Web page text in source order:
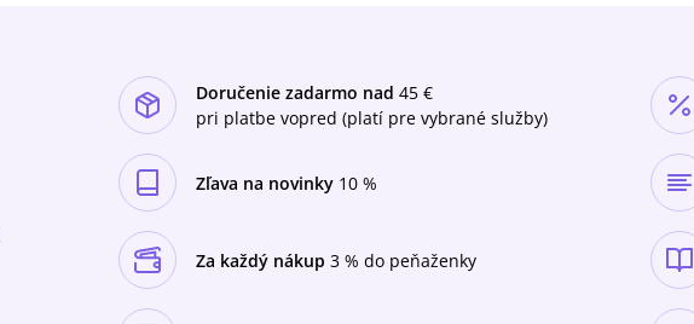
Doručenie zadarmo nad 45 €
pri platbe vopred (platí pre vybrané služby)
Zľava na novinky 10 %
Za každý nákup 3 % do peňaženky